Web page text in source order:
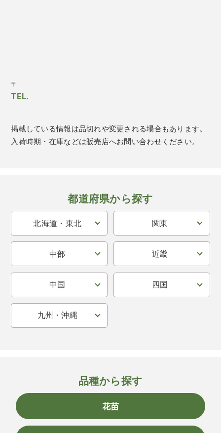
〒
TEL.
掲載している情報は品切れや変更される場合もあります。
入荷時期・在庫などは販売店へお問い合わせください。
都道府県から探す
北海道・東北 関東
中部 近畿
中国 四国
九州・沖縄
品種から探す
花苗